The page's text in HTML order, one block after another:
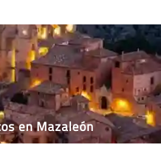
en Mazaleón